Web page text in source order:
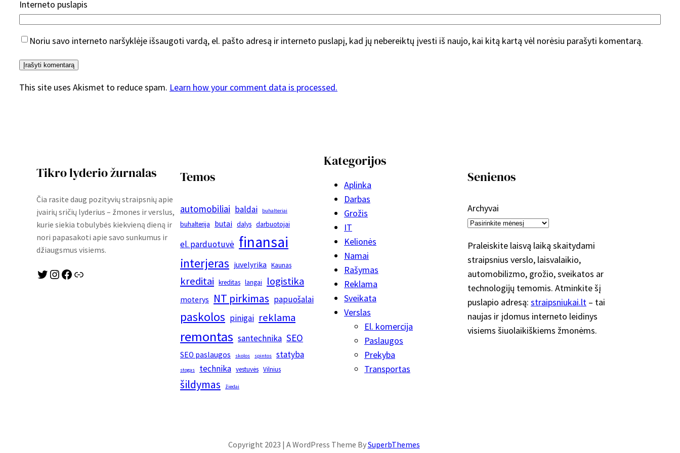
Interneto puslapis
Noriu savo interneto naršyklėje išsaugoti vardą, el. pašto adresą ir interneto puslapį, kad jų nebereiktų įvesti iš naujo, kai kitą kartą vėl norėsiu parašyti komentarą.
This site uses Akismet to reduce spam. Learn how your comment data is processed.
Tikro lyderio žurnalas
Čia rasite daug pozityvių straipsnių apie
įvairių sričių lyderius – žmones ir verslus,
kurie siekia tobulybės kiekvieną dieną ir
nori papasakoti apie savo sunkumus ir
džiaugsmus visiems.
Twitter Instagram Facebook Link
Temos
automobiliai baldai buhalteriai
buhalterija butai dalys darbuotojai
el. parduotuvė finansai
interjeras juvelyrika Kaunas
kreditai kreditas langai logistika
moterys NT pirkimas papuošalai
paskolos pinigai reklama
remontas santechnika SEO
SEO paslaugos skolos spintos statyba
stogas technika vestuvės Vilnius
šildymas žiedai
Kategorijos
Aplinka
Darbas
Grožis
IT
Kelionės
Namai
Rašymas
Reklama
Sveikata
Verslas
El. komercija
Paslaugos
Prekyba
Transportas
Senienos
Archyvai
Praleiskite laisvą laiką skaitydami
straipsnius verslo, laisvalaikio,
automobilizmo, grožio, sveikatos ar
technologijų temomis. Atminkite šį
puslapio adresą: straipsniukai.lt – tai
naujas ir įdomus interneto leidinys
visiems šiuolaikiškiems žmonėms.
Copyright 2023 | A WordPress Theme BySuperbThemes